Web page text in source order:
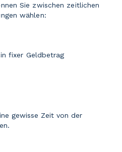
Sie zwischen zeitlichen
wählen:
fixer Geldbetrag
gewisse Zeit von der